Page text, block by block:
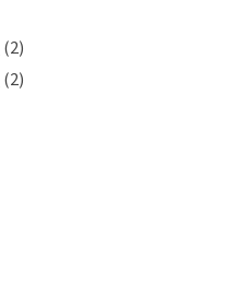
(2)
(2)